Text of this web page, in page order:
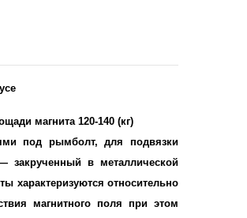
магнита 120-140 (кг)
под рымболт, для подвязки
закрученный в металлической
характеризуются относительно
магнитного поля при этом